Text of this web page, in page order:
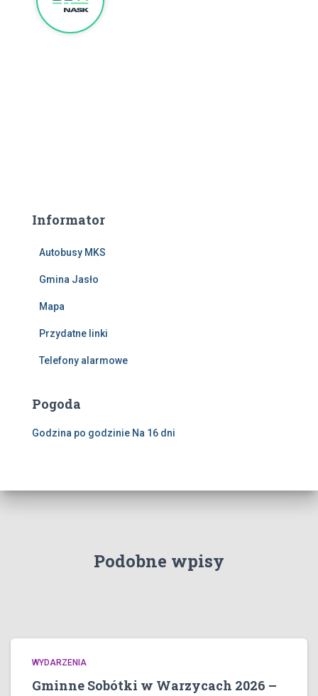
Informator
Autobusy MKS
Gmina Jasło
Mapa
Przydatne linki
Telefony alarmowe
Pogoda
Godzina po godzinie Na 16 dni
Podobne wpisy
WYDARZENIA
Gminne Sobótki w Warzycach 2026 –